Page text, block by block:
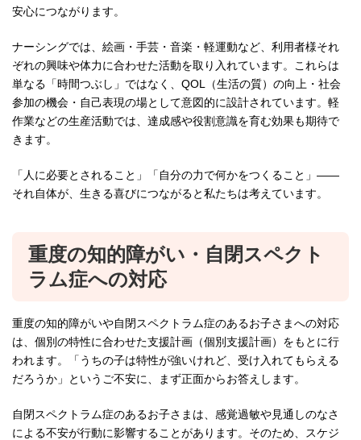
安心につながります。
ナーシングでは、絵画・手芸・音楽・軽運動など、利用者様それ
ぞれの興味や体力に合わせた活動を取り入れています。これらは
単なる「時間つぶし」ではなく、QOL（生活の質）の向上・社会
参加の機会・自己表現の場として意図的に設計されています。軽
作業などの生産活動では、達成感や役割意識を育む効果も期待で
きます。
「人に必要とされること」「自分の力で何かをつくること」——
それ自体が、生きる喜びにつながると私たちは考えています。
重度の知的障がい・自閉スペクト
ラム症への対応
重度の知的障がいや自閉スペクトラム症のあるお子さまへの対応
は、個別の特性に合わせた支援計画（個別支援計画）をもとに行
われます。「うちの子は特性が強いけれど、受け入れてもらえる
だろうか」というご不安に、まず正面からお答えします。
自閉スペクトラム症のあるお子さまは、感覚過敏や見通しのなさ
による不安が行動に影響することがあります。そのため、スケジ